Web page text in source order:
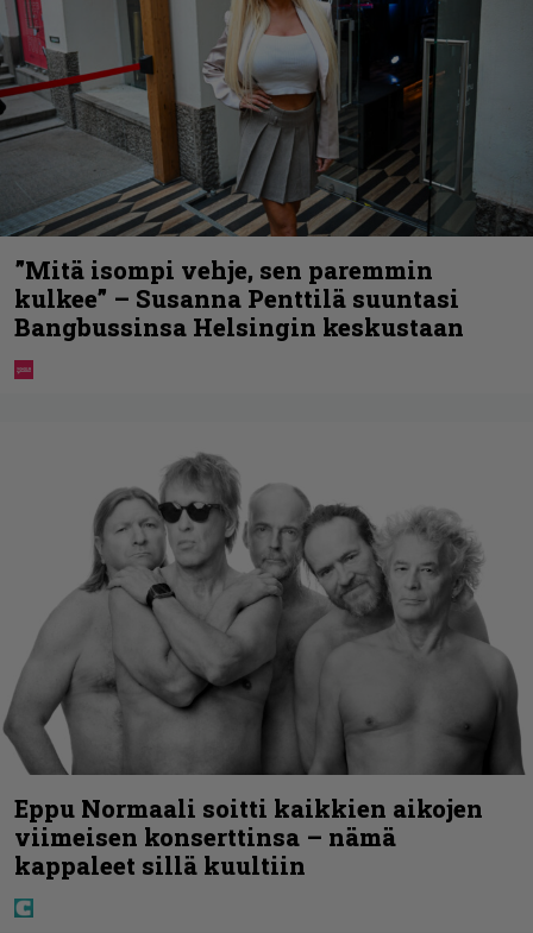
”Mitä isompi vehje, sen paremmin
kulkee” – Susanna Penttilä suuntasi
Bangbussinsa Helsingin keskustaan
Eppu Normaali soitti kaikkien aikojen
viimeisen konserttinsa – nämä
kappaleet sillä kuultiin